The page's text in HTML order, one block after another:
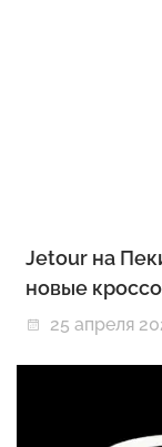
Jetour на
новые
25 апреля